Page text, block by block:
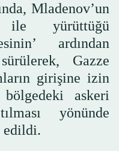
Mladenov’un
ile yürüttüğü
ardından
Gazze
girişine izin
askeri
yönünde
edildi.